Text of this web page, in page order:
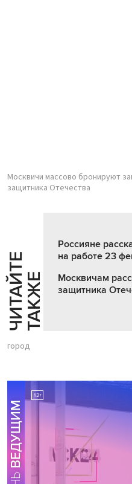
Москвичи массово бронируют
защитника Отечества
Ч
И
Т
АЙ
Т
Е
Т
А
К
ЖЕ
Россияне
на работе 23
Москвичам
защитника
город